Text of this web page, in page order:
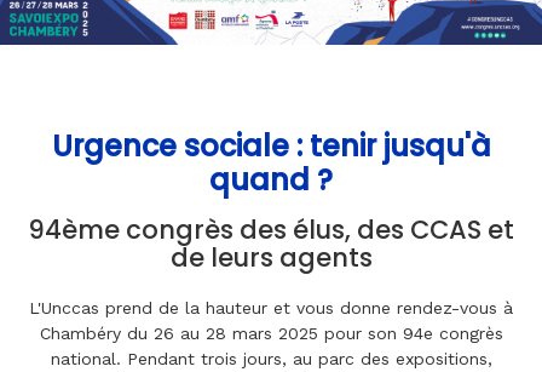
Urgence sociale : tenir jusqu'à
quand ?
94ème congrès des élus, des CCAS et
de leurs agents
L'Unccas prend de la hauteur et vous donne rendez-vous à
Chambéry du 26 au 28 mars 2025 pour son 94e congrès
national. Pendant trois jours, au parc des expositions,